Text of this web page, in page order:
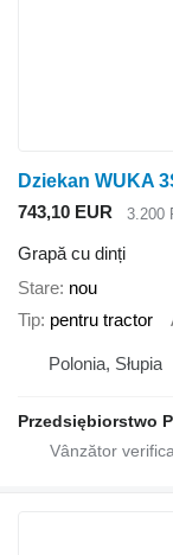
Dziekan WUKA
743,10 EUR
3.200
Grapă cu dinți
Stare nou
Tip pentru tractor
Polonia, Słupia